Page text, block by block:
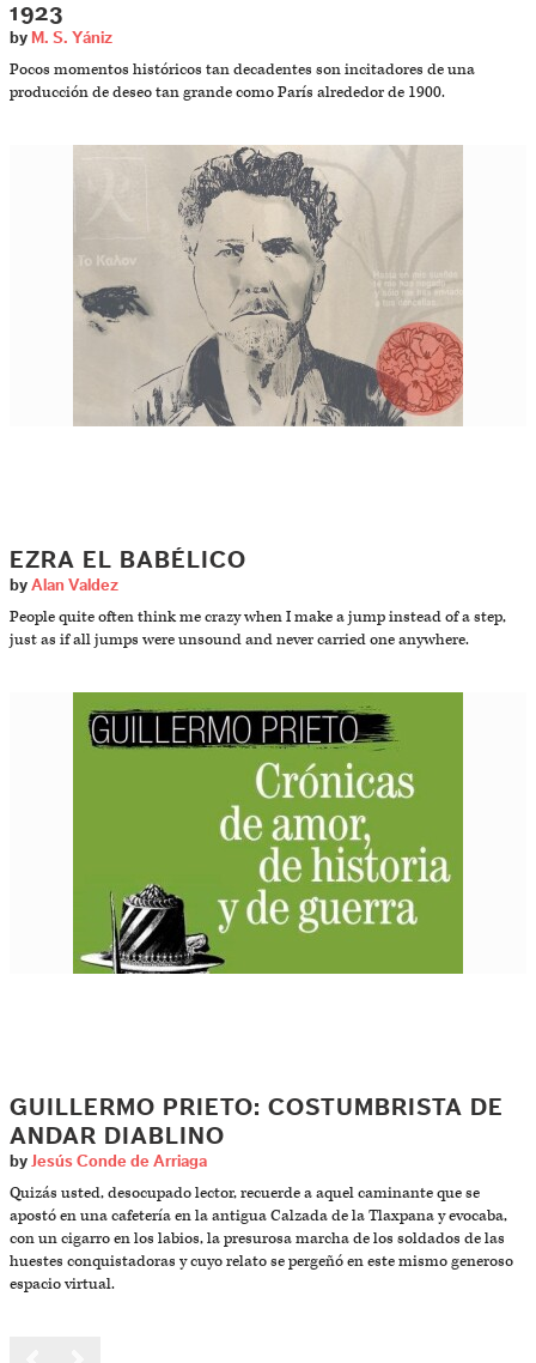
1923
by M. S. Yániz
Pocos momentos históricos tan decadentes son incitadores de una
producción de deseo tan grande como París alrededor de 1900.
EZRA EL BABÉLICO
by Alan Valdez
People quite often think me crazy when I make a jump instead of a step,
just as if all jumps were unsound and never carried one anywhere.
GUILLERMO PRIETO: COSTUMBRISTA DE
ANDAR DIABLINO
by Jesús Conde de Arriaga
Quizás usted, desocupado lector, recuerde a aquel caminante que se
apostó en una cafetería en la antigua Calzada de la Tlaxpana y evocaba,
con un cigarro en los labios, la presurosa marcha de los soldados de las
huestes conquistadoras y cuyo relato se pergeñó en este mismo generoso
espacio virtual.